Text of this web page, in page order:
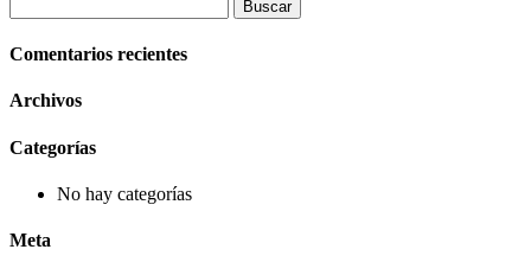
Comentarios recientes
Archivos
Categorías
No hay categorías
Meta